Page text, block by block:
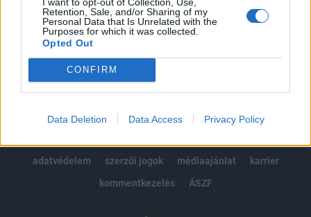
Retention, Sale, and/or Sharing of my
Personal Data that Is Unrelated with the
Purposes for which it was collected.
Opted Out
CONFIRM
Data Deletion Data Access Privacy Policy
MÁR ELŐFIZETŐNK VAGY?BEJELENTKEZÉS
© 2026 Portfolio
adatvédelem
szerzői jogok médiaajánlat
karrier
kommentkezelés
ÁSZF